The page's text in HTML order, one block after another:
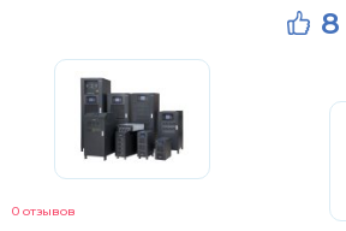
0 отзывов
8